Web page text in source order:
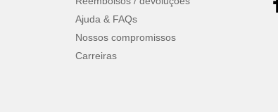
Ajuda & FAQs
Nossos compromissos
Carreiras